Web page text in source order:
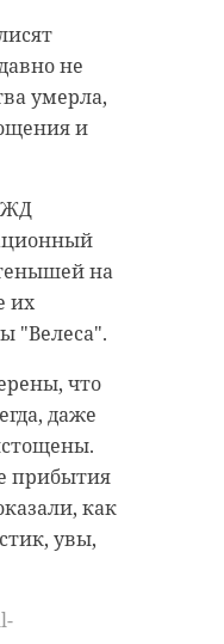
не
умерла,
и
на
их
"Велеса".
что
даже
прибытия
как
увы,
по 78 и
в
Четверых
после
Двое
по
СК
о
и